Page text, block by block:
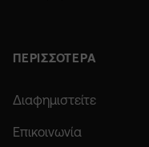
ΠΕΡΙΣΣΟΤΕΡΑ
Διαφημιστείτε
Επικοινωνία